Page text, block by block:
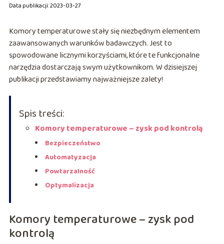
Data publikacji: 2023-03-27
Komory temperaturowe stały się niezbędnym elementem
zaawansowanych warunków badawczych. Jest to
spowodowane licznymi korzyściami, które te funkcjonalne
narzędzia dostarczają swym użytkownikom. W dzisiejszej
publikacji przedstawiamy najważniejsze zalety!
Spis treści:
Komory temperaturowe – zysk pod kontrolą
Bezpieczeństwo
Automatyzacja
Powtarzalność
Optymalizacja
Komory temperaturowe – zysk pod
kontrolą